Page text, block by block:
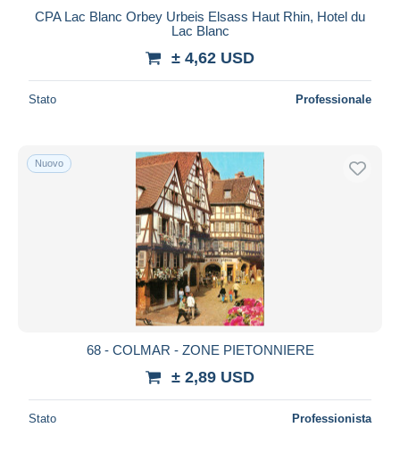
CPA Lac Blanc Orbey Urbeis Elsass Haut Rhin, Hotel du
Lac Blanc
± 4,62 USD
Stato Professionale
Nuovo
68 - COLMAR - ZONE PIETONNIERE
± 2,89 USD
Stato Professionista